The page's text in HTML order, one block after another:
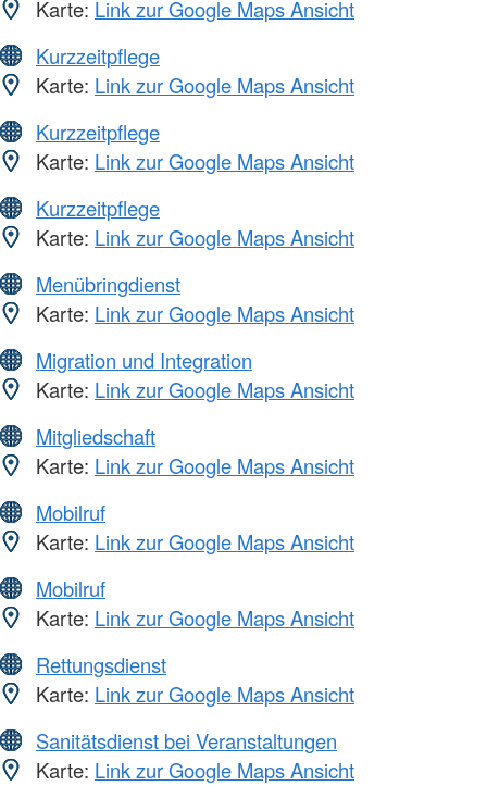
Karte: Link zur Google Maps Ansicht
Kurzzeitpflege
Karte: Link zur Google Maps Ansicht
Kurzzeitpflege
Karte: Link zur Google Maps Ansicht
Kurzzeitpflege
Karte: Link zur Google Maps Ansicht
Menübringdienst
Karte: Link zur Google Maps Ansicht
Migration und Integration
Karte: Link zur Google Maps Ansicht
Mitgliedschaft
Karte: Link zur Google Maps Ansicht
Mobilruf
Karte: Link zur Google Maps Ansicht
Mobilruf
Karte: Link zur Google Maps Ansicht
Rettungsdienst
Karte: Link zur Google Maps Ansicht
Sanitätsdienst bei Veranstaltungen
Karte: Link zur Google Maps Ansicht